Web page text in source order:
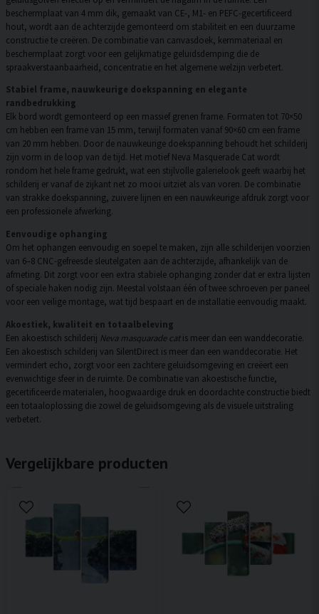
beschermplaat van 4 mm dik, gemaakt van CE-, M1- en PEFC-gecertificeerd
hout, wordt aan de achterzijde gemonteerd om stabiliteit en een duurzame
constructie te creëren. De combinatie van canvasdoek, kernmateriaal en
beschermplaat zorgt voor een gelijkmatige geluidsdemping die de
spraakverstaanbaarheid, concentratie en het algemene welzijn verbetert.
Stabiel frame, nauwkeurige doekspanning en elegante
randbedrukking
Elk bord wordt gemonteerd op een massief grenen frame. Formaten tot 70×50
cm hebben een frame van 15 mm, terwijl formaten vanaf 90×60 cm een frame
van 20 mm hebben. Door de nauwkeurige doekspanning behoudt het schilderij
zijn vorm in de loop van de tijd. Het motief Neva Masquerade Cat wordt
rondom het hele frame gedrukt, wat een stijlvolle galerielook geeft waarbij het
schilderij er vanaf de zijkant net zo mooi uitziet als van voren. De combinatie
van strakke doekspanning, zuivere lijnen en een nauwkeurige afdruk zorgt voor
een professionele afwerking.
Eenvoudige ophanging
Om het ophangen eenvoudig en soepel te maken, zijn alle schilderijen voorzien
van 6–8 CNC-gefreesde sleutelgaten aan de achterzijde, afhankelijk van de
afmeting. Dit zorgt voor een extra stabiele ophanging zonder dat er extra lijsten
of speciale haken nodig zijn. Meestal volstaan één of twee schroeven per paneel
voor een veilige montage, wat tijd bespaart en de installatie eenvoudig maakt.
Akoestiek, kwaliteit en totaalbeleving
Een akoestisch schilderij Neva masquarade catis meer dan een wanddecoratie.
Een akoestisch schilderij van SilentDirect is meer dan een wanddecoratie. Het
vermindert echo, zorgt voor een zachtere geluidsomgeving en creëert een
evenwichtige sfeer in de ruimte. De combinatie van akoestische functie,
gecertificeerde materialen, hoogwaardige druk en doordachte constructie biedt
een totaaloplossing die zowel de geluidsomgeving als de visuele uitstraling
verbetert.
Vergelijkbare producten